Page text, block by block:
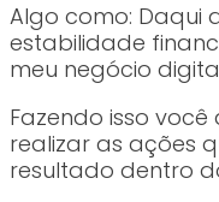
Algo como: Daqui
estabilidade
meu negócio
Fazendo isso
realizar as ações
resultado dentro